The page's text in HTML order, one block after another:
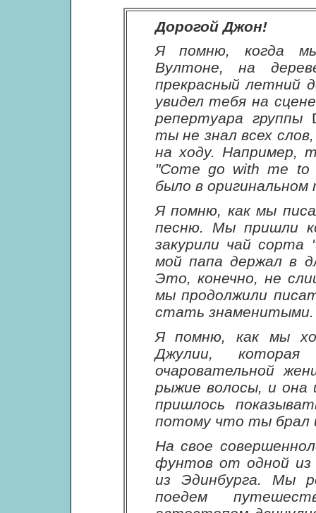
Дорогой Джон!
Я помню, когда
Вултоне, на
прекрасный летний
увидел тебя на
репертуара группы
ты не знал всех
на ходу. Например,
"Come go with me to
было в
Я помню, как мы
песню. Мы пришли
закурили чай сорта
мой папа держал в
Это, конечно, не
мы продолжили
стать знаменитыми.
Я помню, как мы
Джулии,
очаровательной
рыжие волосы, и она
пришлось
потому что ты брал
На свое
фунтов от одной из
из Эдинбурга. Мы
поедем